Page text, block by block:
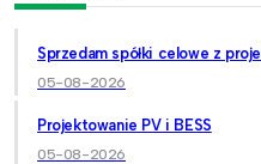
Sprzedam spółki celowe z
05-08-2026
Projektowanie PV i BESS
05-08-2026